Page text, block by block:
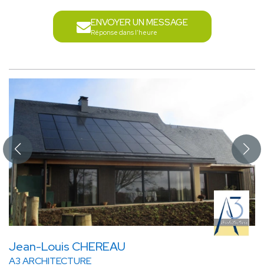
ENVOYER UN MESSAGE
Réponse dans l'heure
Jean-Louis CHEREAU
A3 ARCHITECTURE